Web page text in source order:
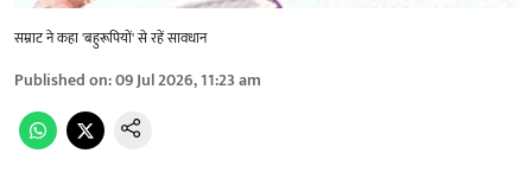
सम्राट ने कहा 'बहुरूपियों' से रहें सावधान
Published on:09 Jul 2026, 11:23 am